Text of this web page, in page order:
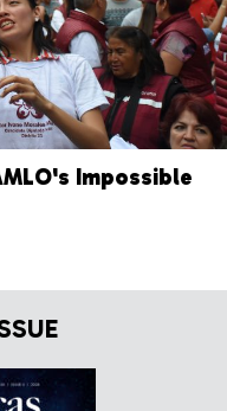
Impossible